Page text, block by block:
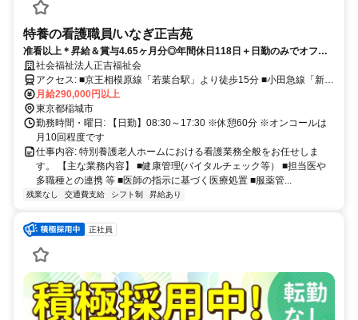
特養の看護職員/いなぎ正吉苑
准看以上＊昇給＆賞与4.65ヶ月分◎年間休日118日＋日勤のみでオフ充
実＊車通勤可＊
社会福祉法人正吉福祉会
アクセス: ■京王相模原線「若葉台駅」より徒歩15分 ■小田急線「新百
合ヶ丘駅」より『小田バス：駒沢学園行き』乗車「浄水場」から徒歩
5分
月給290,000円以上
東京都稲城市
勤務時間・曜日: 【日勤】08:30～17:30 ※休憩60分 ※オンコールは
月10回程度です
仕事内容: 特別養護老人ホームにおける看護業務全般をお任せしま
す。 【主な業務内容】 ■健康管理(バイタルチェック等） ■担当医や
多職種との連携 等 ■医師の指示に基づく医療処置 ■服薬管...
残業なし 交通費支給 シフト制 昇給あり
正社員